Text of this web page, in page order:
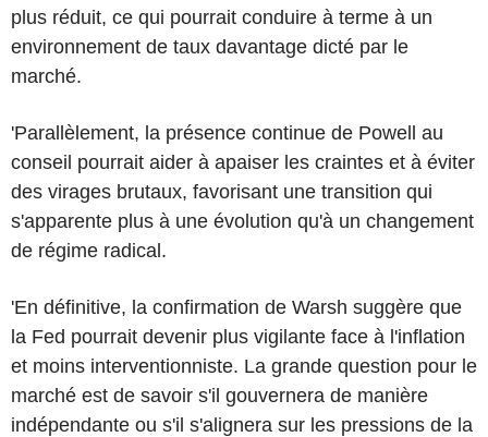
plus réduit, ce qui pourrait conduire à terme à un
environnement de taux davantage dicté par le
marché.
'Parallèlement, la présence continue de Powell au
conseil pourrait aider à apaiser les craintes et à éviter
des virages brutaux, favorisant une transition qui
s'apparente plus à une évolution qu'à un changement
de régime radical.
'En définitive, la confirmation de Warsh suggère que
la Fed pourrait devenir plus vigilante face à l'inflation
et moins interventionniste. La grande question pour le
marché est de savoir s'il gouvernera de manière
indépendante ou s'il s'alignera sur les pressions de la